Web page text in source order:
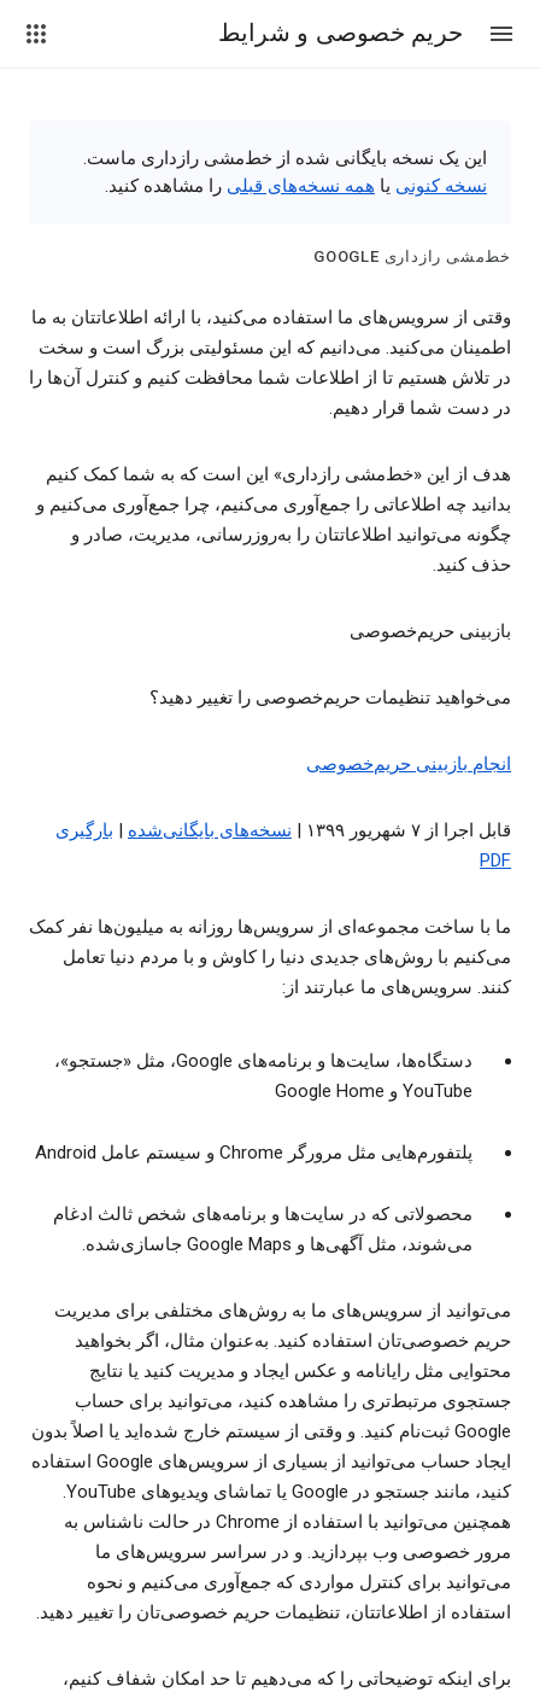
حریم خصوصی و شرایط
این یک نسخه بایگانی شده از خط‌مشی رازداری ماست.
نسخه کنونی یا همه نسخه‌های قبلی را مشاهده کنید.
خط‌مشی رازداری GOOGLE
وقتی از سرویس‌های ما استفاده می‌کنید، با ارائه اطلاعاتتان به ما
اطمینان می‌کنید. می‌دانیم که این مسئولیتی بزرگ است و سخت
در تلاش هستیم تا از اطلاعات شما محافظت کنیم و کنترل آن‌ها را
در دست شما قرار دهیم.
هدف از این «خط‌مشی رازداری» این است که به شما کمک کنیم
بدانید چه اطلاعاتی را جمع‌آوری می‌کنیم، چرا جمع‌آوری می‌کنیم و
چگونه می‌توانید اطلاعاتتان را به‌روزرسانی، مدیریت، صادر و
حذف کنید.
بازبینی حریم‌خصوصی
می‌خواهید تنظیمات حریم‌خصوصی را تغییر دهید؟
انجام بازبینی حریم‌خصوصی
قابل اجرا از ۷ شهریور ۱۳۹۹ | نسخه‌های بایگانی‌شده | بارگیری
PDF
ما با ساخت مجموعه‌ای از سرویس‌ها روزانه به میلیون‌ها نفر کمک
می‌کنیم با روش‌های جدیدی دنیا را کاوش و با مردم دنیا تعامل
کنند. سرویس‌های ما عبارتند از:
دستگاه‌ها، سایت‌ها و برنامه‌های Google، مثل «جستجو»،
YouTube و Google Home
پلتفورم‌هایی مثل مرورگر Chrome و سیستم عامل Android
محصولاتی که در سایت‌ها و برنامه‌های شخص ثالث ادغام
می‌شوند، مثل آگهی‌ها و Google Maps جاسازی‌شده.
می‌توانید از سرویس‌های ما به روش‌های مختلفی برای مدیریت
حریم خصوصی‌تان استفاده کنید. به‌عنوان مثال، اگر بخواهید
محتوایی مثل رایانامه و عکس ایجاد و مدیریت کنید یا نتایج
جستجوی مرتبط‌تری را مشاهده کنید، می‌توانید برای حساب
Google ثبت‌نام کنید. و وقتی از سیستم خارج شده‌اید یا اصلاً بدون
ایجاد حساب می‌توانید از بسیاری از سرویس‌های Google استفاده
کنید، مانند جستجو در Google یا تماشای ویدیوهای YouTube.
همچنین می‌توانید با استفاده از Chrome در حالت ناشناس به
مرور خصوصی وب بپردازید. و در سراسر سرویس‌های ما
می‌توانید برای کنترل مواردی که جمع‌آوری می‌کنیم و نحوه
استفاده از اطلاعاتتان، تنظیمات حریم خصوصی‌تان را تغییر دهید.
برای اینکه توضیحاتی را که می‌دهیم تا حد امکان شفاف ‌کنیم،